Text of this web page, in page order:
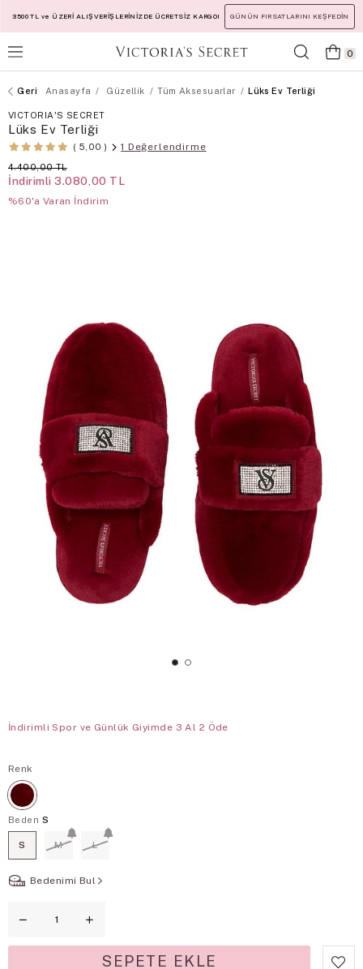
3500 TL ve ÜZERİ ALIŞVERİŞLERİNİZDE ÜCRETSİZ KARGO! GÜNÜN FIRSATLARINI KEŞFEDİN
0
Anasayfa Güzellik Tüm Aksesuarlar Lüks Ev Terliği
VICTORIA'S SECRET
Lüks Ev Terliği
5,00 1 Değerlendirme
4.400,00 TL
İndirimli 3.080,00 TL
%60'a Varan İndirim
İndirimli Spor ve Günlük Giyimde 3 Al 2 Öde
Renk
Beden S
S M L
Bedenimi Bul